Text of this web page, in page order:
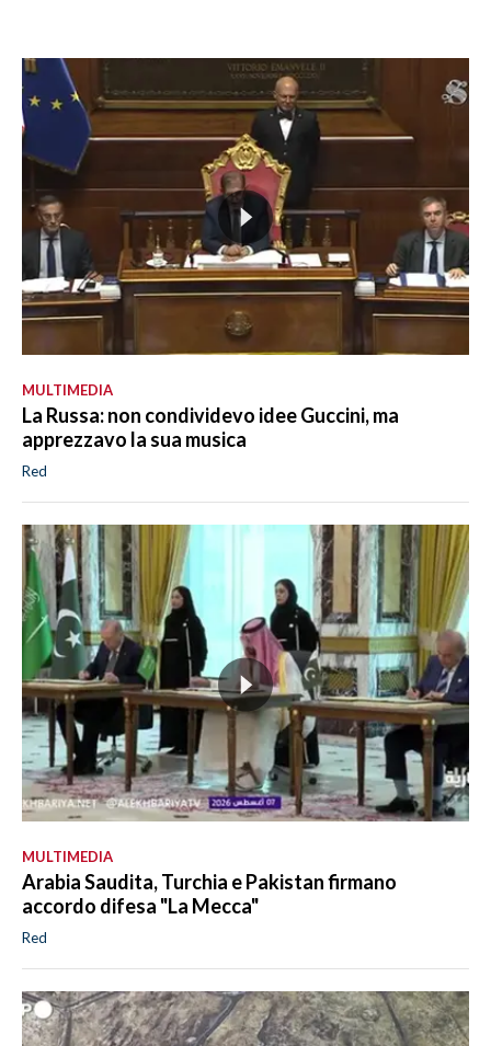
MULTIMEDIA
La Russa: non condividevo idee Guccini, ma
apprezzavo la sua musica
Red
MULTIMEDIA
Arabia Saudita, Turchia e Pakistan firmano
accordo difesa "La Mecca"
Red